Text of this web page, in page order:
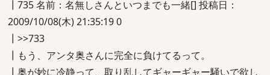
┃735 名前：名無しさんといつまでも一緒[] 投稿日：
2009/10/08(木) 21:35:19 0
┃>>733
┃もう、アンタ奥さんに完全に負けてるって。
┃奥が妙に冷静って、取り乱してギャーギャー騒いで欲し